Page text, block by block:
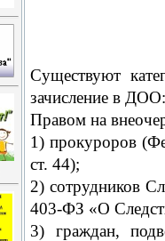
Существуют
зачисление в ДОО:
Правом на
1) прокуроров
ст. 44);
2) сотрудников
403-ФЗ «О
3) граждан,